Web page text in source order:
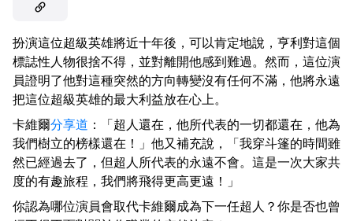
扮演這位超級英雄將近十年後，可以肯定地說，亨利對這個
標誌性人物很捨不得，並對離開他感到難過。然而，這位演
員證明了他對這種突然的方向轉變沒有任何不滿，他將永遠
把這位超級英雄的最大利益放在心上。
卡維爾分享道 ：「超人還在，他所代表的一切都還在，他為
我們樹立的榜樣還在！」他又補充說，「我穿斗篷的時間雖
然已經過去了，但超人所代表的永遠不會。這是一次大家共
度的有趣旅程，我們將飛得更高更遠！」
你認為哪位演員會取代卡維爾成為下一任超人？你是否也曾